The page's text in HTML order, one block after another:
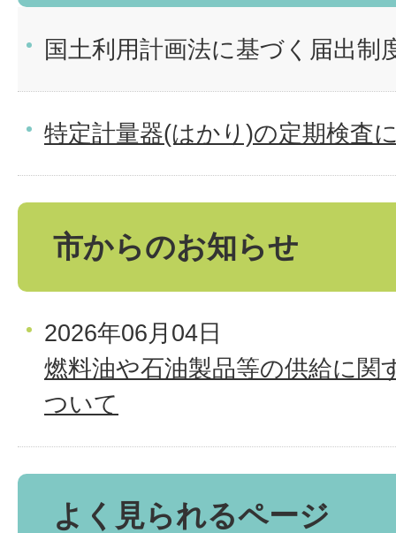
国土利用計画法に基づく届出制
特定計量器(はかり)の定期検査
市からのお知らせ
2026年06月04日
燃料油や石油製品等の供給に関
ついて
よく見られるページ